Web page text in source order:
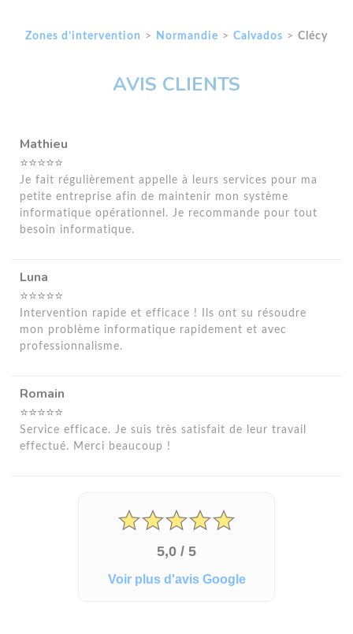
Zones d’intervention > Normandie > Calvados > Clécy
AVIS CLIENTS
Mathieu
⭐⭐⭐⭐⭐
Je fait régulièrement appelle à leurs services pour ma
petite entreprise afin de maintenir mon système
informatique opérationnel. Je recommande pour tout
besoin informatique.
Luna
⭐⭐⭐⭐⭐
Intervention rapide et efficace ! Ils ont su résoudre
mon problème informatique rapidement et avec
professionnalisme.
Romain
⭐⭐⭐⭐⭐
Service efficace. Je suis très satisfait de leur travail
effectué. Merci beaucoup !
5,0 / 5
Voir plus d'avis Google